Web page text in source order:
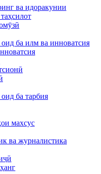
ва идоракунии
ба илм ва инноватсия
ба тарбия
махсус
ва журналистика